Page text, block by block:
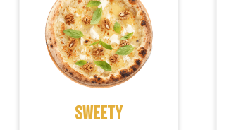
C.G.V
Contact
Mentions Légales
MobileSWEETY